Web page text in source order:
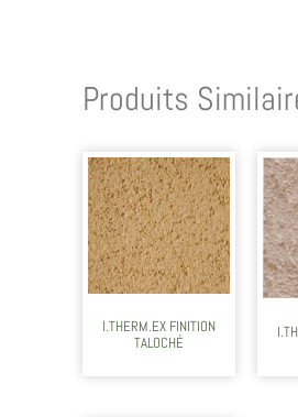
Produits
I.THERM.EX FINITION
TALOCHÉ